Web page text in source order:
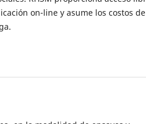
on-line y asume los costos de